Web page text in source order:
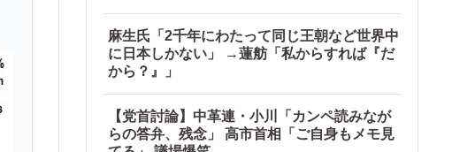
麻生氏「2千年にわたって同じ王朝など世界中
に日本しかない」 →蓮舫「私からすれば『だ
から？』」
【党首討論】中革連・小川「カンペ読みなが
らの答弁、残念」 高市首相「ご自身もメモ見